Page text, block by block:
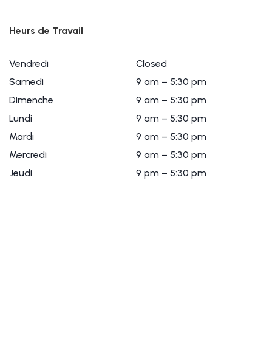
Heurs de Travail
Vendredi
Samedi
Dimenche
Lundi
Mardi
Mercredi
Jeudi
Closed
9 am – 5:30 pm
9 am – 5:30 pm
9 am – 5:30 pm
9 am – 5:30 pm
9 am – 5:30 pm
9 pm – 5:30 pm